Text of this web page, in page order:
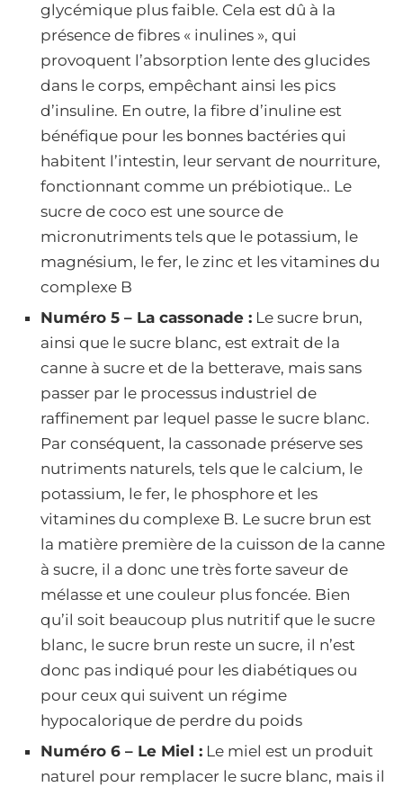
glycémique plus faible. Cela est dû à la
présence de fibres « inulines », qui
provoquent l’absorption lente des glucides
dans le corps, empêchant ainsi les pics
d’insuline. En outre, la fibre d’inuline est
bénéfique pour les bonnes bactéries qui
habitent l’intestin, leur servant de nourriture,
fonctionnant comme un prébiotique.. Le
sucre de coco est une source de
micronutriments tels que le potassium, le
magnésium, le fer, le zinc et les vitamines du
complexe B
Numéro 5 – La cassonade : Le sucre brun,
ainsi que le sucre blanc, est extrait de la
canne à sucre et de la betterave, mais sans
passer par le processus industriel de
raffinement par lequel passe le sucre blanc.
Par conséquent, la cassonade préserve ses
nutriments naturels, tels que le calcium, le
potassium, le fer, le phosphore et les
vitamines du complexe B. Le sucre brun est
la matière première de la cuisson de la canne
à sucre, il a donc une très forte saveur de
mélasse et une couleur plus foncée. Bien
qu’il soit beaucoup plus nutritif que le sucre
blanc, le sucre brun reste un sucre, il n’est
donc pas indiqué pour les diabétiques ou
pour ceux qui suivent un régime
hypocalorique de perdre du poids
Numéro 6 – Le Miel : Le miel est un produit
naturel pour remplacer le sucre blanc, mais il